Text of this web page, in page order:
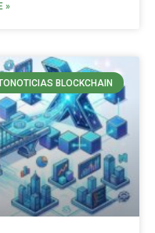
»
BLOCKCHAIN